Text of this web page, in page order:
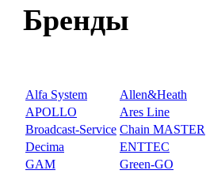
Бренды
Alfa System Allen&Heath
APOLLO
Ares Line
Broadcast-Service Chain MASTER
Decima
ENTTEC
GAM
Green-GO